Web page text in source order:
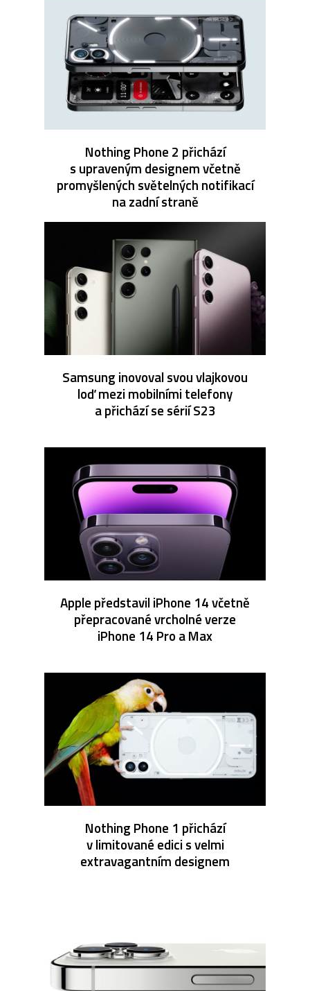
Nothing Phone 2 přichází
s upraveným designem včetně
promyšlených světelných notifikací
na zadní straně
Samsung inovoval svou vlajkovou
loď mezi mobilními telefony
a přichází se sérií S23
Apple představil iPhone 14 včetně
přepracované vrcholné verze
iPhone 14 Pro a Max
Nothing Phone 1 přichází
v limitované edici s velmi
extravagantním designem